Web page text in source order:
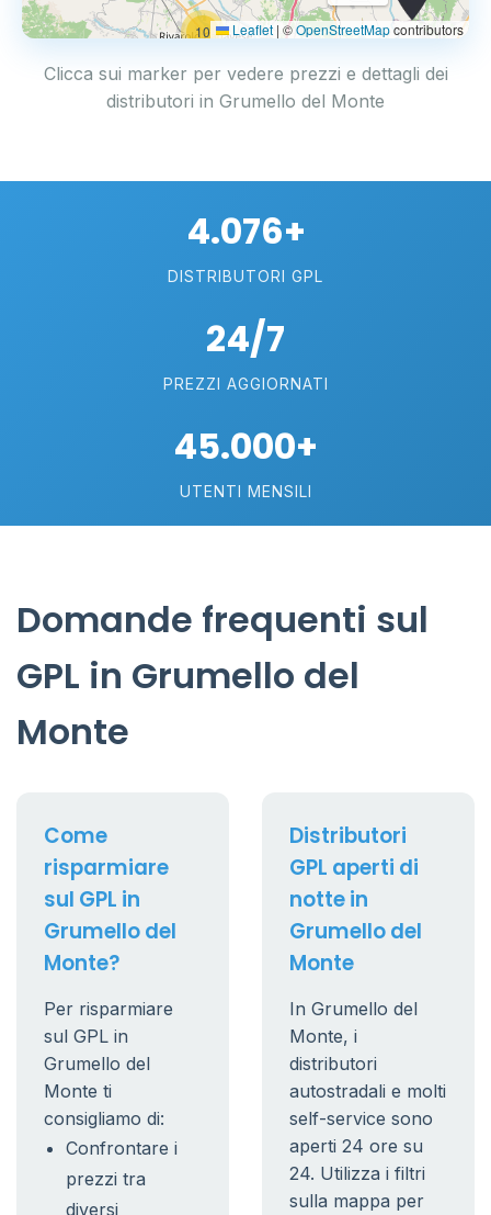
10 Leaflet | ©OpenStreetMapcontributors
Clicca sui marker per vedere prezzi e dettagli dei
distributori in Grumello del Monte
4.076+
DISTRIBUTORI GPL
24/7
PREZZI AGGIORNATI
45.000+
UTENTI MENSILI
Domande frequenti sul
GPL in Grumello del
Monte
Come
risparmiare
sul GPL in
Grumello del
Monte?
Per risparmiare
sul GPL in
Grumello del
Monte ti
consigliamo di:
Confrontare i
prezzi tra
diversi
Distributori
GPL aperti di
notte in
Grumello del
Monte
In Grumello del
Monte, i
distributori
autostradali e molti
self-service sono
aperti 24 ore su
24. Utilizza i filtri
sulla mappa per